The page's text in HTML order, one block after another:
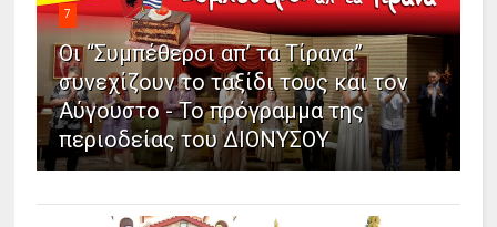
7
Οι “Συμπέθεροι απ’ τα Τίρανα”
συνεχίζουν το ταξίδι τους και τον
Αύγουστο - Το πρόγραμμα της
περιοδείας του ΔΙΟΝΥΣΟΥ